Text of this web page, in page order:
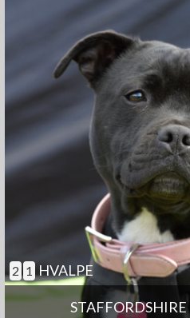
MELLEM
MEGET
MELLEM
SELVSTÆNDIG
ANDRE EGENSKABER
GOD TIL AGILITY
BØRNEVENLIG
BRUGSHUND
2 1 HVALPE